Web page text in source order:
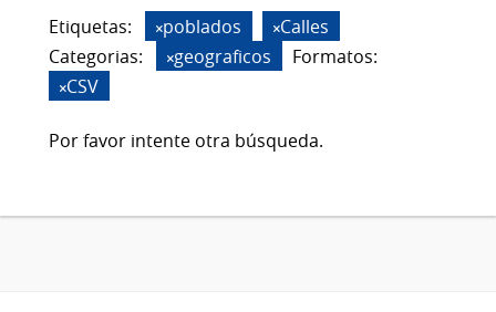
Etiquetas: poblados
Calles
Categorias:
geograficos
Formatos:
CSV
Por favor intente otra búsqueda.